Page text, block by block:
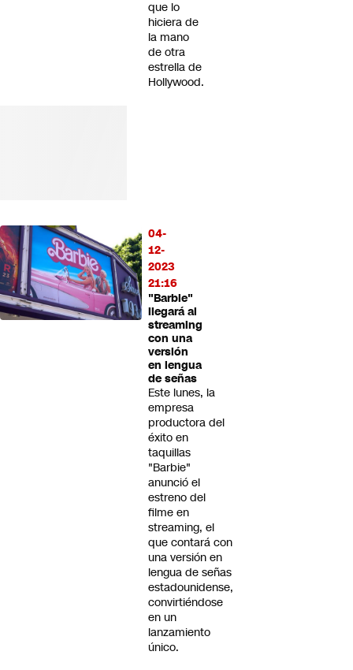
que lo
hiciera de
la mano
de otra
estrella de
Hollywood.
04-
12-
2023
21:16
"Barbie"
llegará al
streaming
con una
versión
en lengua
de señas
Este lunes, la
empresa
productora del
éxito en
taquillas
"Barbie"
anunció el
estreno del
filme en
streaming, el
que contará con
una versión en
lengua de señas
estadounidense,
convirtiéndose
en un
lanzamiento
único.